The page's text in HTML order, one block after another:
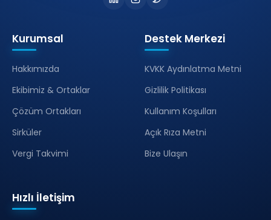
Kurumsal
Hakkımızda
Ekibimiz & Ortaklar
Çözüm Ortakları
Sirküler
Vergi Takvimi
Destek Merkezi
KVKK Aydınlatma Metni
Gizlilik Politikası
Kullanım Koşulları
Açık Rıza Metni
Bize Ulaşın
Hızlı İletişim